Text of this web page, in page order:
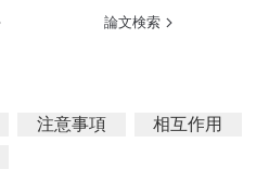
論文検索
注意事項
相互作用